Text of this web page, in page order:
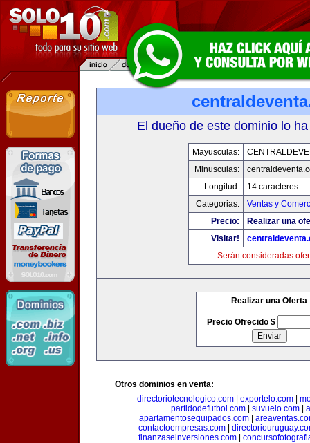
El dueño de este dominio lo
Mayusculas:
Minusculas:
Longitud:
14 caracteres
Categorias:
Ventas y
Precio:
Realizar una
Visitar!
Serán consideradas
Realizar una Oferta
Precio Ofrecido $
Otros dominios en venta:
directoriotecnologico.com
exportelo.com
partidodefutbol.com| suvuelo.com|
apartamentosequipados.com|
contactoempresas.com
finanzaseinversiones.com